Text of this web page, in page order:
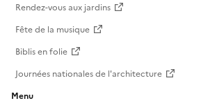
Rendez-vous aux jardins
Fête de la musique
Biblis en folie
Journées nationales de l'architecture
Menu